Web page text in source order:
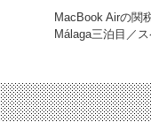
MacBook Airの関
Málaga三泊目／